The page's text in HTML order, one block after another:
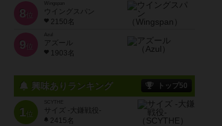
8 位
Wingspan
ウイングスパン
2150名
9 位
Azul
アズール
1903名
興味ありランキング トップ50
1位
SCYTHE
サイズ -大鎌戦役-
2415名